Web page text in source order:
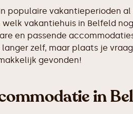
populaire vakantieperioden
vakantiehuis in Belfeld
en passende
zelf, maar plaats je
gevonden!
in